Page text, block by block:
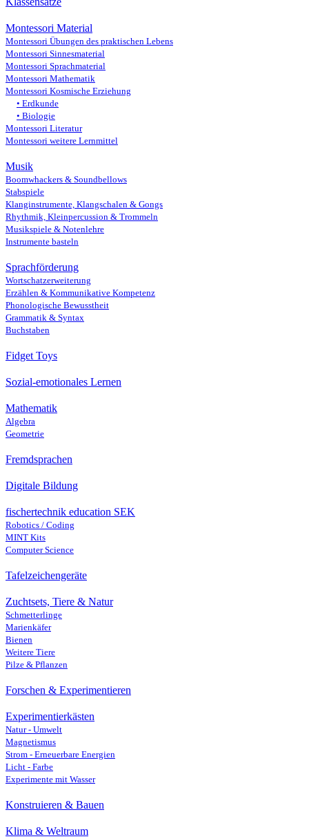
Montessori Material
Montessori Übungen des praktischen Lebens
Montessori Sinnesmaterial
Montessori Sprachmaterial
Montessori Mathematik
Montessori Kosmische Erziehung
Erdkunde
Biologie
Montessori Literatur
Montessori weitere Lernmittel
Musik
Boomwhackers & Soundbellows
Stabspiele
Klanginstrumente, Klangschalen & Gongs
Rhythmik, Kleinpercussion & Trommeln
Musikspiele & Notenlehre
Instrumente basteln
Sprachförderung
Wortschatzerweiterung
Erzählen & Kommunikative Kompetenz
Phonologische Bewusstheit
Grammatik & Syntax
Buchstaben
Fidget Toys
Sozial-emotionales Lernen
Mathematik
Algebra
Geometrie
Fremdsprachen
Digitale Bildung
fischertechnik education SEK
Robotics / Coding
MINT Kits
Computer Science
Tafelzeichengeräte
Zuchtsets, Tiere & Natur
Schmetterlinge
Marienkäfer
Bienen
Weitere Tiere
Pilze & Pflanzen
Forschen & Experimentieren
Experimentierkästen
Natur - Umwelt
Magnetismus
Strom - Erneuerbare Energien
Licht - Farbe
Experimente mit Wasser
Konstruieren & Bauen
Klima & Weltraum